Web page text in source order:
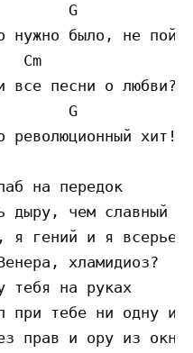
G
нужно было, не
все песни о любви?
G
революционный хит!
на передок
дыру, чем славный
я гений и я всерьез
хламидиоз?
тебя на руках
при тебе ни одну из
прав и ору из окна